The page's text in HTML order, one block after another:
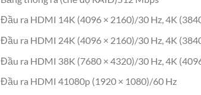
Đầu ra HDMI 14K (4096 × 2160)/30 Hz, 4K
Đầu ra HDMI 24K (4096 × 2160)/30 Hz, 4K
Đầu ra HDMI 38K (7680 × 4320)/30 Hz, 4K
Đầu ra HDMI 41080p (1920 × 1080)/60 Hz